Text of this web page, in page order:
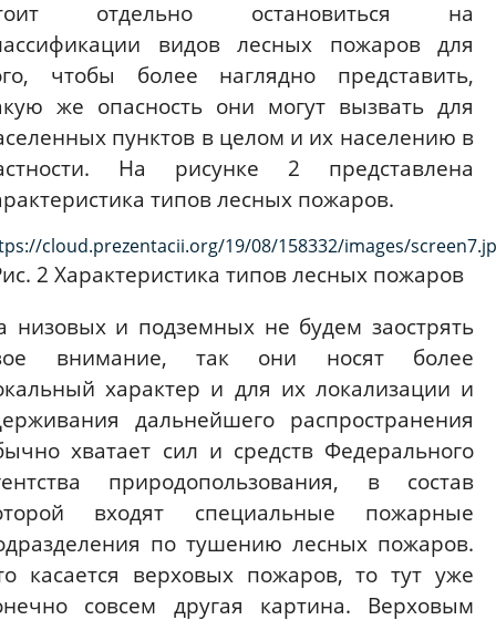
отдельно остановиться на
видов лесных пожаров для
чтобы более наглядно представить,
же опасность они могут вызвать для
пунктов в целом и их населению в
На рисунке 2 представлена
типов лесных пожаров.
2 Характеристика типов лесных пожаров
низовых и подземных не будем заострять
внимание, так они носят более
характер и для их локализации и
дальнейшего распространения
хватает сил и средств Федерального
природопользования, в состав
входят специальные пожарные
по тушению лесных пожаров.
касается верховых пожаров, то тут уже
совсем другая картина. Верховым